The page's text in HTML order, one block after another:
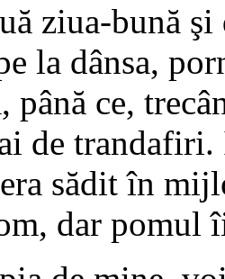
ziua-bună
la dânsa,
până ce,
de trandafiri.
sădit în
dar pomul